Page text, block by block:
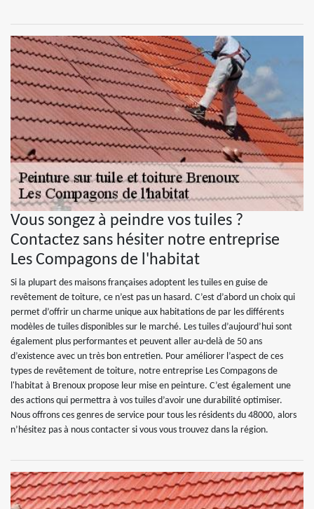
Vous songez à peindre vos tuiles ?
Contactez sans hésiter notre entreprise
Les Compagons de l'habitat
Si la plupart des maisons françaises adoptent les tuiles en guise de
revêtement de toiture, ce n’est pas un hasard. C’est d’abord un choix qui
permet d’offrir un charme unique aux habitations de par les différents
modèles de tuiles disponibles sur le marché. Les tuiles d’aujourd’hui sont
également plus performantes et peuvent aller au-delà de 50 ans
d’existence avec un très bon entretien. Pour améliorer l’aspect de ces
types de revêtement de toiture, notre entreprise Les Compagons de
l'habitat à Brenoux propose leur mise en peinture. C’est également une
des actions qui permettra à vos tuiles d’avoir une durabilité optimiser.
Nous offrons ces genres de service pour tous les résidents du 48000, alors
n’hésitez pas à nous contacter si vous vous trouvez dans la région.